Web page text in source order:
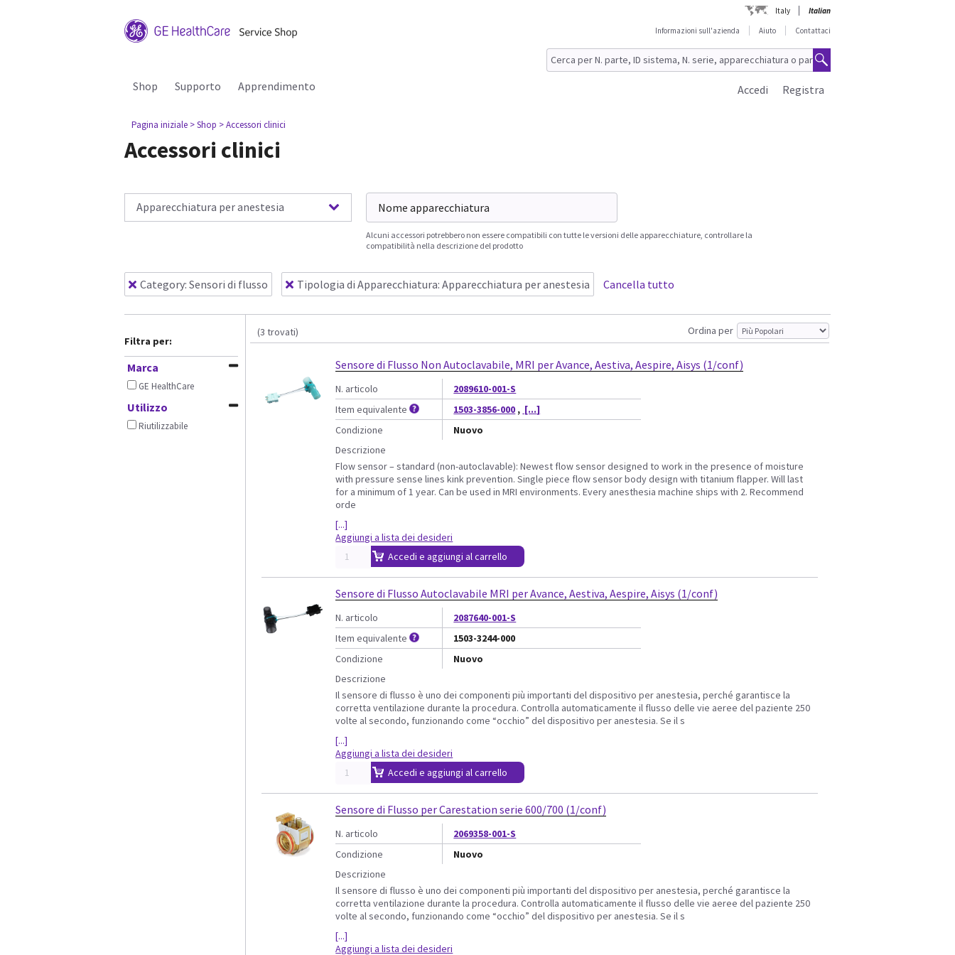
Italy
Italian
Informazioni sull'azienda
Aiuto Contattaci
Shop Supporto Apprendimento Registra
Accedi
Pagina iniziale > Shop > Accessori clinici
Accessori clinici
Apparecchiatura per anestesia
Alcuni accessori potrebbero non essere compatibili con tutte le versioni delle apparecchiature, controllare la
compatibilità nella descrizione del prodotto
Category: Sensori di flusso Tipologia di Apparecchiatura: Apparecchiatura per anestesia Cancella tutto
Filtra per:
Marca
GE HealthCare
Utilizzo
Riutilizzabile
(3 trovati) Ordina per
Sensore di Flusso Non Autoclavabile, MRI per Avance, Aestiva, Aespire, Aisys (1/conf)
N. articolo
2089610-001-S
Item equivalente
1503-3856-000 , [...]
Condizione
Nuovo
Descrizione
Flow sensor – standard (non-autoclavable): Newest flow sensor designed to work in the presence of moisture
with pressure sense lines kink prevention. Single piece flow sensor body design with titanium flapper. Will last
for a minimum of 1 year. Can be used in MRI environments. Every anesthesia machine ships with 2. Recommend
orde
[...]
Aggiungi a lista dei desideri
Accedi e aggiungi al carrello
Sensore di Flusso Autoclavabile MRI per Avance, Aestiva, Aespire, Aisys (1/conf)
N. articolo
2087640-001-S
Item equivalente
1503-3244-000
Condizione
Nuovo
Descrizione
Il sensore di flusso è uno dei componenti più importanti del dispositivo per anestesia, perché garantisce la
corretta ventilazione durante la procedura. Controlla automaticamente il flusso delle vie aeree del paziente 250
volte al secondo, funzionando come “occhio” del dispositivo per anestesia. Se il s
[...]
Aggiungi a lista dei desideri
Accedi e aggiungi al carrello
Sensore di Flusso per Carestation serie 600/700 (1/conf)
N. articolo
2069358-001-S
Condizione
Nuovo
Descrizione
Il sensore di flusso è uno dei componenti più importanti del dispositivo per anestesia, perché garantisce la
corretta ventilazione durante la procedura. Controlla automaticamente il flusso delle vie aeree del paziente 250
volte al secondo, funzionando come “occhio” del dispositivo per anestesia. Se il s
[...]
Aggiungi a lista dei desideri